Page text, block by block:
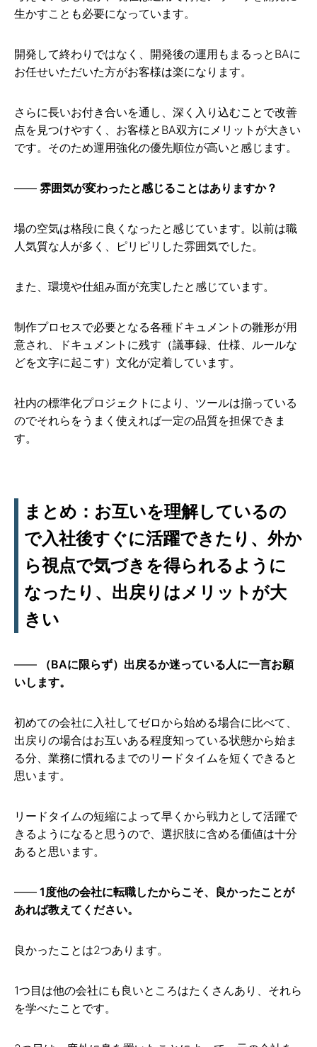
生かすことも必要になっています。
開発して終わりではなく、開発後の運用もまるっとBAに
お任せいただいた方がお客様は楽になります。
さらに長いお付き合いを通し、深く入り込むことで改善
点を見つけやすく、お客様とBA双方にメリットが大きい
です。そのため運用強化の優先順位が高いと感じます。
雰囲気が変わったと感じることはありますか？
場の空気は格段に良くなったと感じています。以前は職
人気質な人が多く、ピリピリした雰囲気でした。
また、環境や仕組み面が充実したと感じています。
制作プロセスで必要となる各種ドキュメントの雛形が用
意され、ドキュメントに残す（議事録、仕様、ルールな
どを文字に起こす）文化が定着しています。
社内の標準化プロジェクトにより、ツールは揃っている
のでそれらをうまく使えれば一定の品質を担保できま
す。
まとめ：お互いを理解しているの
で入社後すぐに活躍できたり、外か
ら視点で気づきを得られるように
なったり、出戻りはメリットが大
きい
（BAに限らず）出戻るか迷っている人に一言お願
いします。
初めての会社に入社してゼロから始める場合に比べて、
出戻りの場合はお互いある程度知っている状態から始ま
る分、業務に慣れるまでのリードタイムを短くできると
思います。
リードタイムの短縮によって早くから戦力として活躍で
きるようになると思うので、選択肢に含める価値は十分
あると思います。
1度他の会社に転職したからこそ、良かったことが
あれば教えてください。
良かったことは2つあります。
1つ目は他の会社にも良いところはたくさんあり、それら
を学べたことです。